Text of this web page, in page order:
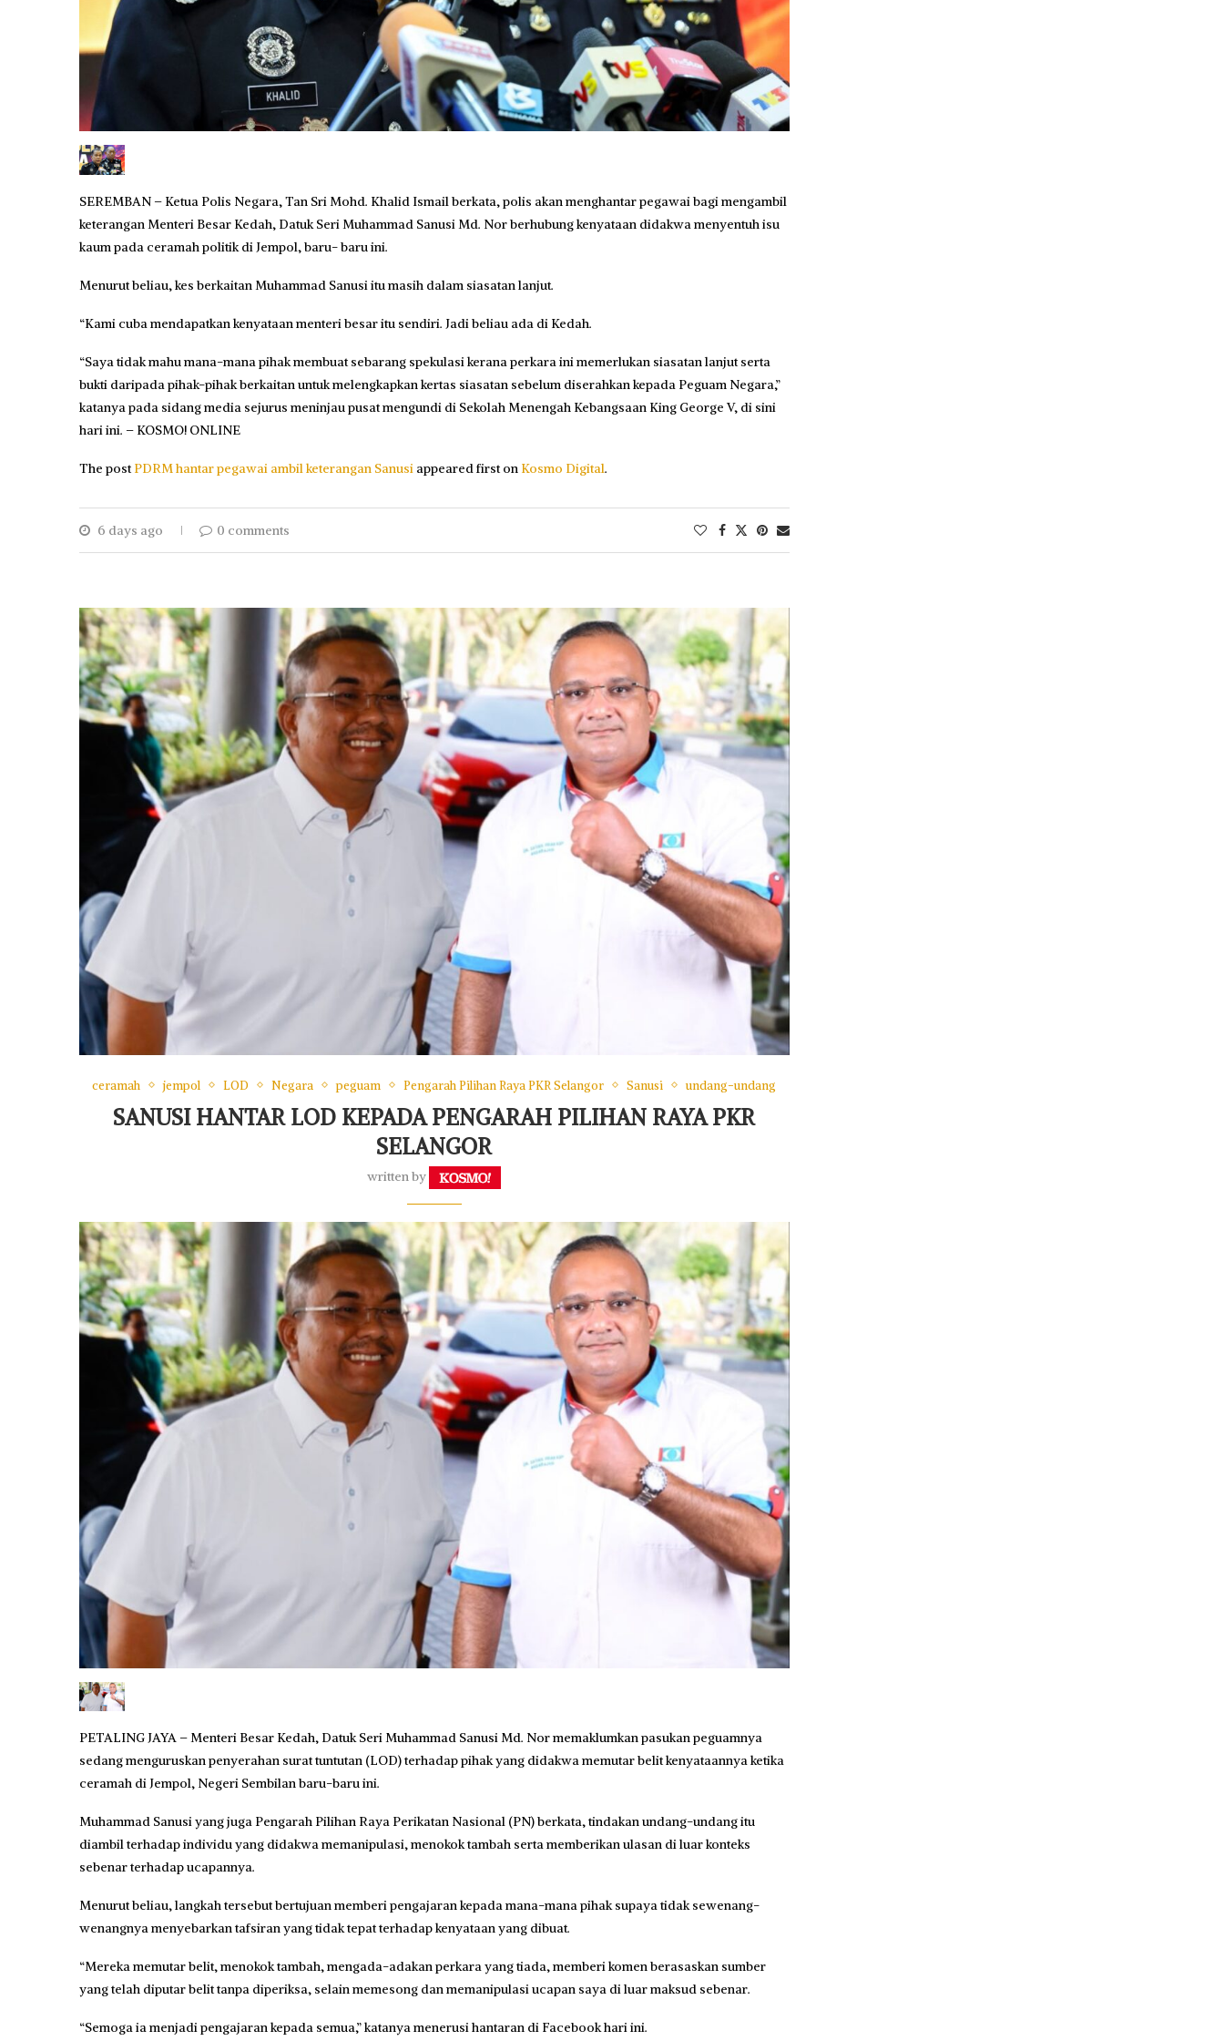
SEREMBAN – Ketua Polis Negara, Tan Sri Mohd. Khalid Ismail berkata, polis akan menghantar pegawai bagi mengambil
keterangan Menteri Besar Kedah, Datuk Seri Muhammad Sanusi Md. Nor berhubung kenyataan didakwa menyentuh isu
kaum pada ceramah politik di Jempol, baru- baru ini.
Menurut beliau, kes berkaitan Muhammad Sanusi itu masih dalam siasatan lanjut.
“Kami cuba mendapatkan kenyataan menteri besar itu sendiri. Jadi beliau ada di Kedah.
“Saya tidak mahu mana-mana pihak membuat sebarang spekulasi kerana perkara ini memerlukan siasatan lanjut serta
bukti daripada pihak-pihak berkaitan untuk melengkapkan kertas siasatan sebelum diserahkan kepada Peguam Negara,”
katanya pada sidang media sejurus meninjau pusat mengundi di Sekolah Menengah Kebangsaan King George V, di sini
hari ini. – KOSMO! ONLINE
The postPDRM hantar pegawai ambil keterangan Sanusi appeared first on Kosmo Digital.
6 days ago 0 comments
ceramah jempol LOD Negara peguam Pengarah Pilihan Raya PKR Selangor Sanusi undang-undang
SANUSI HANTAR LOD KEPADA PENGARAH PILIHAN RAYA PKR
SELANGOR
written by
PETALING JAYA – Menteri Besar Kedah, Datuk Seri Muhammad Sanusi Md. Nor memaklumkan pasukan peguamnya
sedang menguruskan penyerahan surat tuntutan (LOD) terhadap pihak yang didakwa memutar belit kenyataannya ketika
ceramah di Jempol, Negeri Sembilan baru-baru ini.
Muhammad Sanusi yang juga Pengarah Pilihan Raya Perikatan Nasional (PN) berkata, tindakan undang-undang itu
diambil terhadap individu yang didakwa memanipulasi, menokok tambah serta memberikan ulasan di luar konteks
sebenar terhadap ucapannya.
Menurut beliau, langkah tersebut bertujuan memberi pengajaran kepada mana-mana pihak supaya tidak sewenang-
wenangnya menyebarkan tafsiran yang tidak tepat terhadap kenyataan yang dibuat.
“Mereka memutar belit, menokok tambah, mengada-adakan perkara yang tiada, memberi komen berasaskan sumber
yang telah diputar belit tanpa diperiksa, selain memesong dan memanipulasi ucapan saya di luar maksud sebenar.
“Semoga ia menjadi pengajaran kepada semua,” katanya menerusi hantaran di Facebook hari ini.